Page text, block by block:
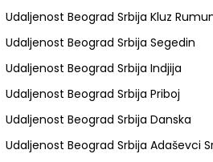
Udaljenost Beograd Srbija Kluz
Udaljenost Beograd Srbija Segedin
Udaljenost Beograd Srbija Indjija
Udaljenost Beograd Srbija Priboj
Udaljenost Beograd Srbija Danska
Udaljenost Beograd Srbija Adaševci